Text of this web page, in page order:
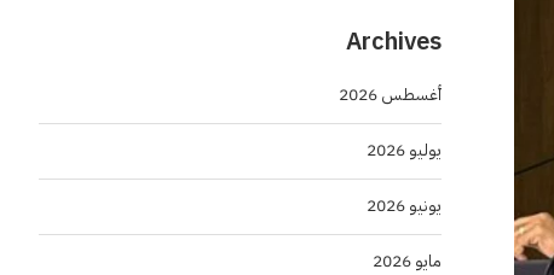
Archives
أغسطس 2026
يوليو 2026
يونيو 2026
مايو 2026